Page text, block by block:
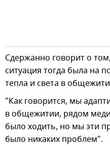
Сдержанно говорит о
ситуация тогда была на
тепла и света в
"Как говорится, мы
в общежитии, рядом
было ходить, но мы эти
было никаких проблем".